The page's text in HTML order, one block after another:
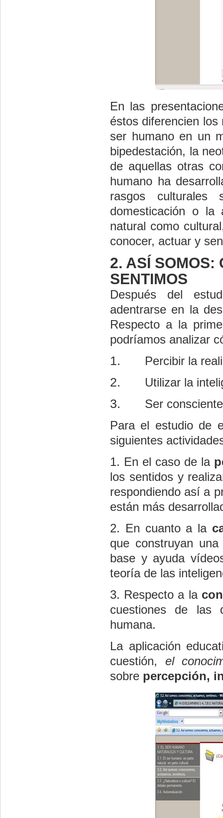
En las
éstos diferencien
ser humano en un
bipedestación, la
de aquellas otras
humano ha
rasgos
domesticación o la
natural como
conocer, actuar y
2. ASÍ SOMOS:
SENTIMOS
Después del
adentrarse en la
Respecto a la
podríamos analizar
1.
Percibir la
2.
Utilizar la
3.
Ser
Para el estudio de
siguientes
1. En el caso de la
los sentidos y
respondiendo así a
están más
2. En cuanto a la
que construyan
base y ayuda
teoría de las
3. Respecto a la
cuestiones de las
humana.
La aplicación
cuestión, el
sobre percepción,